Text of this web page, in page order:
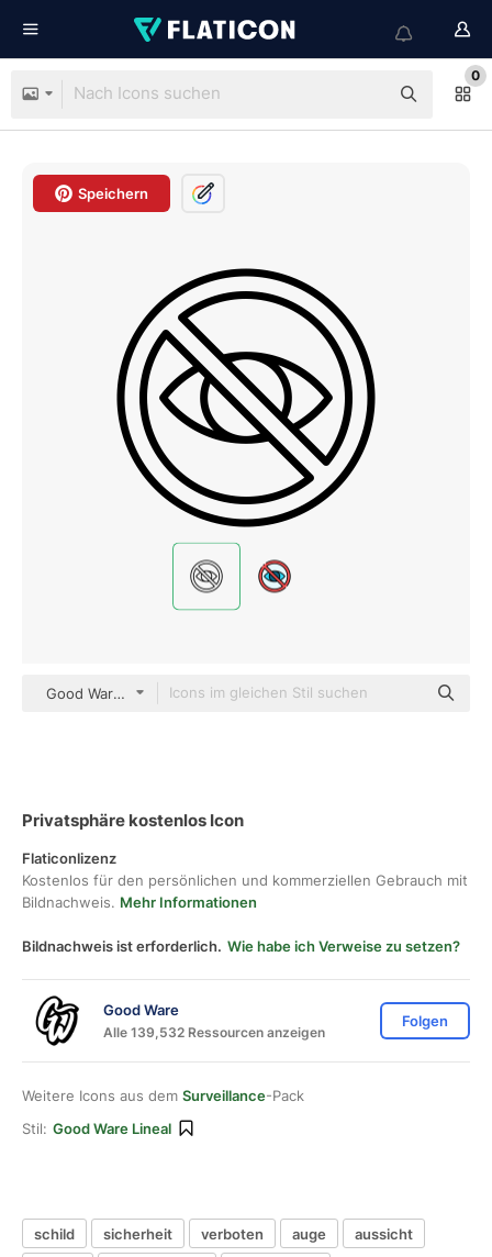
0
Speichern
Good Ware Lineal
Privatsphäre kostenlos Icon
Flaticonlizenz
Kostenlos für den persönlichen und kommerziellen Gebrauch mit
Bildnachweis. Mehr Informationen
Bildnachweis ist erforderlich. Wie habe ich Verweise zu setzen?
Good Ware
Alle 139,532 Ressourcen anzeigen
Folgen
Weitere Icons aus dem Surveillance-Pack
Stil: Good Ware Lineal
schild sicherheit verboten auge
aussicht